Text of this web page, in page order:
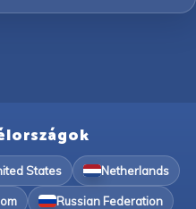
States Netherlands
Russian Federation